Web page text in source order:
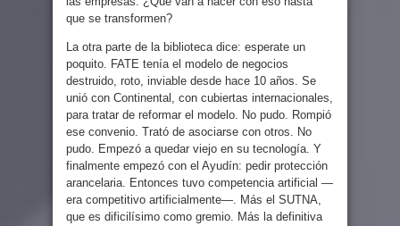
que se transformen?
La otra parte de la biblioteca dice: esperate un
poquito. FATE tenía el modelo de negocios
destruido, roto, inviable desde hace 10 años. Se
unió con Continental, con cubiertas internacionales,
para tratar de reformar el modelo. No pudo. Rompió
ese convenio. Trató de asociarse con otros. No
pudo. Empezó a quedar viejo en su tecnología. Y
finalmente empezó con el Ayudín: pedir protección
arancelaria. Entonces tuvo competencia artificial —
era competitivo artificialmente—. Más el SUTNA,
que es dificilísimo como gremio. Más la definitiva